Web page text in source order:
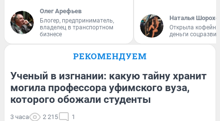
Олег Арефьев
Блогер, предприниматель,
владелец в транспортном
бизнесе
Наталья
Открыла
деньги
РЕКОМЕНДУЕМ
Ученый в изгнании: какую тайну хранит
могила профессора уфимского вуза,
которого обожали студенты
3 часа 2 215 1